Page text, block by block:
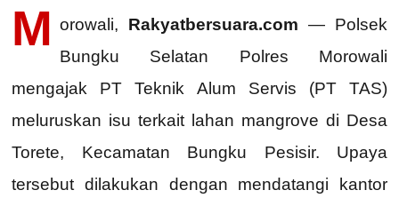
M orowali, Rakyatbersuara.com — Polsek
Bungku Selatan Polres Morowali
mengajak PT Teknik Alum Servis (PT TAS)
meluruskan isu terkait lahan mangrove di Desa
Torete, Kecamatan Bungku Pesisir. Upaya
tersebut dilakukan dengan mendatangi kantor